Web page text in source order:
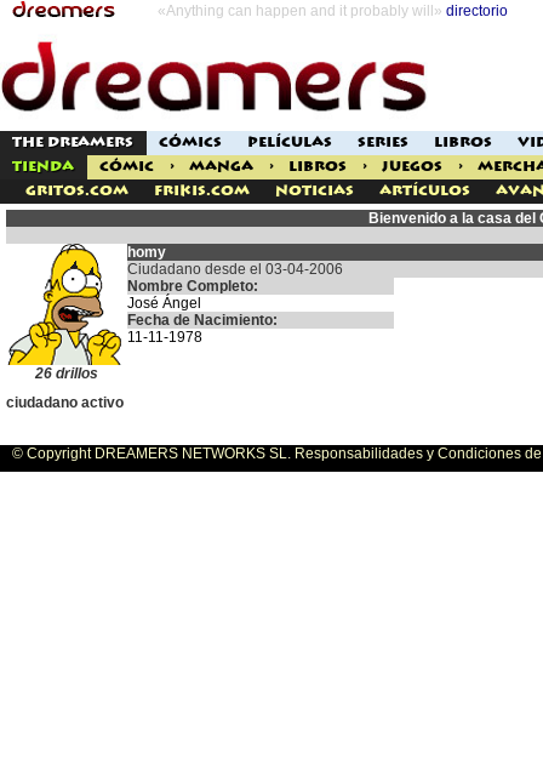
«Anything can happen and it probably will» directorio
THE DREAMERS CÓMICS PELÍCULAS SERIES LIBROS
TIENDA
CÓMIC > MANGA > LIBROS > JUEGOS >
Gritos.com
Frikis.com Noticias Artículos
Bienvenido a la casa del
26 drillos
homy
Ciudadano desde el 03-04-2006
Nombre Completo:
José Ángel
Fecha de Nacimiento:
11-11-1978
ciudadano activo
© Copyright DREAMERS NETWORKS SL. Responsabilidades y Condiciones